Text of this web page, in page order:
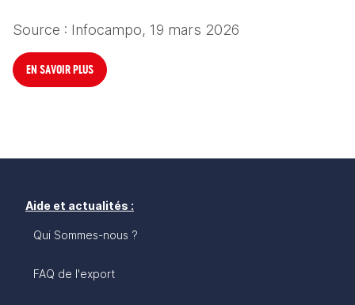
Source : Infocampo, 19 mars 2026
EN SAVOIR PLUS
Aide et actualités :
Qui Sommes-nous ?
FAQ de l'export